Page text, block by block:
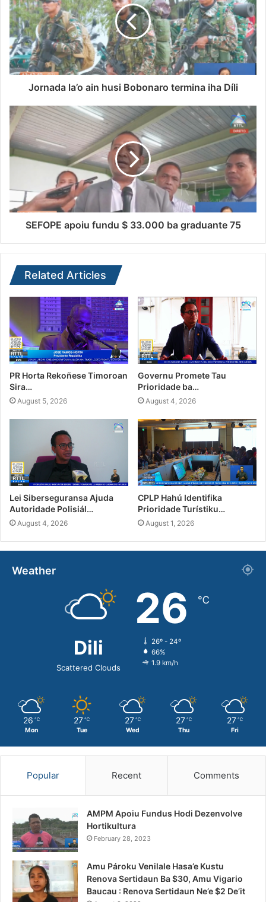
Jornada la’o ain husi Bobonaro termina iha Díli
SEFOPE apoiu fundu $ 33.000 ba graduante 75
Related Articles
PR Horta Rekoñese Timoroan
Sira…
August 5, 2026
Governu Promete Tau
Prioridade ba…
August 4, 2026
Lei Siberseguransa Ajuda
Autoridade Polisiál…
August 4, 2026
CPLP Hahú Identifika
Prioridade Turístiku…
August 1, 2026
Weather
Dili
Scattered Clouds
26 ℃
26º - 24º
66%
1.9 km/h
26 ℃
Mon
27 ℃
Tue
27 ℃
Wed
27 ℃
Thu
27 ℃
Fri
Popular Recent Comments
AMPM Apoiu Fundus Hodi Dezenvolve
Hortikultura
February 28, 2023
Amu Pároku Venilale Hasa’e Kustu
Renova Sertidaun Ba $30, Amu Vigario
Baucau : Renova Sertidaun Ne’e $2 De’it